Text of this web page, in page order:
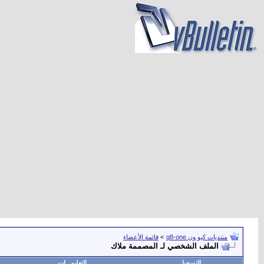
منتديات كيو ون q8-one > قائمة الأعضاء
الملف الشخصي لـ المصممة ملاك